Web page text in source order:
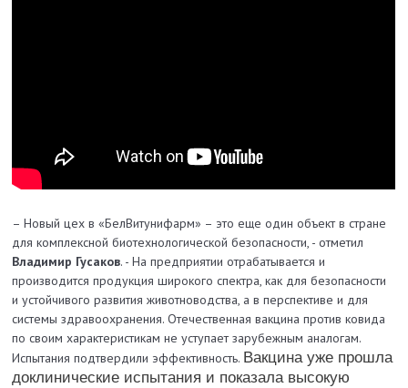
– Новый цех в «БелВитунифарм» – это еще один объект в стране
для комплексной биотехнологической безопасности, - отметил
Владимир Гусаков. - На предприятии отрабатывается и
производится продукция широкого спектра, как для безопасности
и устойчивого развития животноводства, а в перспективе и для
системы здравоохранения. Отечественная вакцина против ковида
по своим характеристикам не уступает зарубежным аналогам.
Испытания подтвердили эффективность. Вакцина уже прошла
доклинические испытания и показала высокую